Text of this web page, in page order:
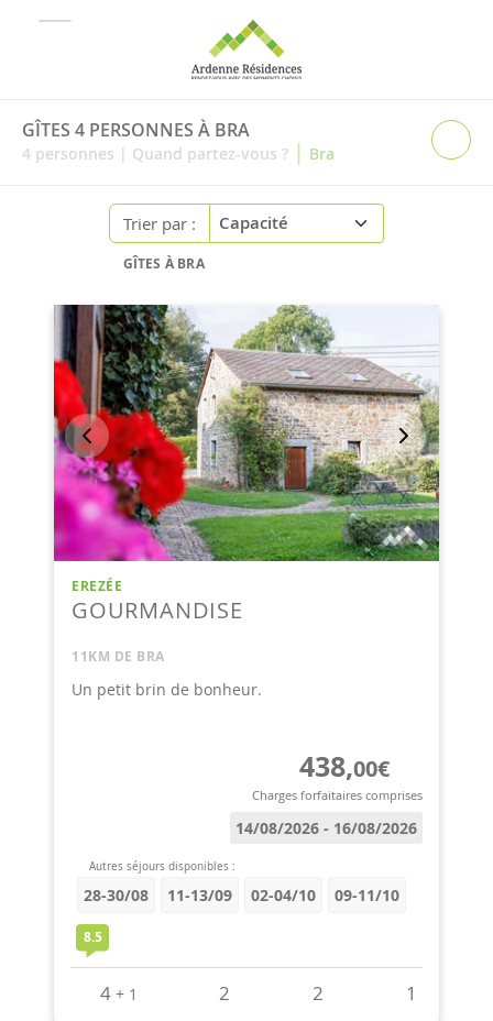
GÎTES 4 PERSONNES À BRA
4 personnes | Quand partez-vous ? | Bra
Trier par :
GÎTES À BRA